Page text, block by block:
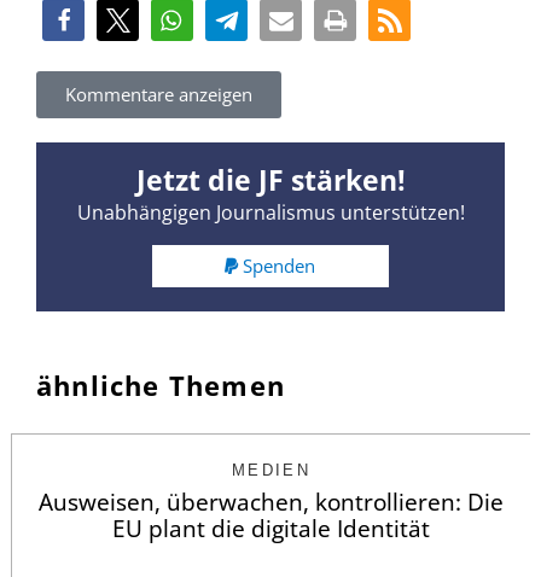
Kommentare anzeigen
Jetzt die JF stärken!
Unabhängigen Journalismus unterstützen!
Spenden
ähnliche Themen
MEDIEN
Ausweisen, überwachen, kontrollieren: Die
EU plant die digitale Identität